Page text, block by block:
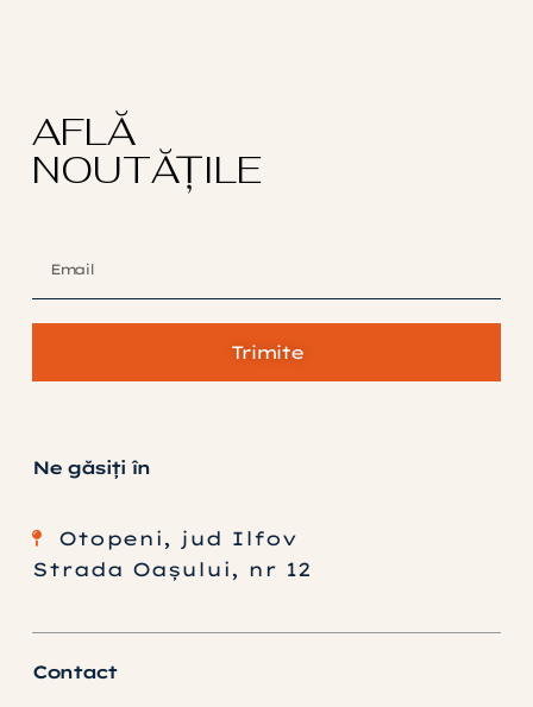
AFLĂ
NOUTĂȚILE
Trimite
Contact
Ne găsiți în
Otopeni, jud Ilfov
Strada Oașului, nr 12